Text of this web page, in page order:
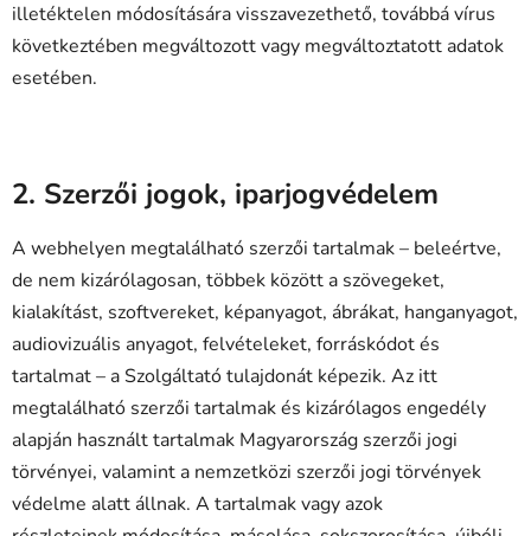
illetéktelen módosítására visszavezethető, továbbá vírus
következtében megváltozott vagy megváltoztatott adatok
esetében.
2. Szerzői jogok, iparjogvédelem
A webhelyen megtalálható szerzői tartalmak – beleértve,
de nem kizárólagosan, többek között a szövegeket,
kialakítást, szoftvereket, képanyagot, ábrákat, hanganyagot,
audiovizuális anyagot, felvételeket, forráskódot és
tartalmat – a Szolgáltató tulajdonát képezik. Az itt
megtalálható szerzői tartalmak és kizárólagos engedély
alapján használt tartalmak Magyarország szerzői jogi
törvényei, valamint a nemzetközi szerzői jogi törvények
védelme alatt állnak. A tartalmak vagy azok